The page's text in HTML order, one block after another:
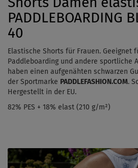
Shorts Damen
PADDLEBOARDING
40
Elastische Shorts für Frauen. Geeignet
Paddleboarding und andere sportliche
haben einen aufgenähten schwarzen
der Sportmarke PADDLEFASHION.COM.
Hergestellt in der EU.
82% PES + 18% elast (210 g/m²)